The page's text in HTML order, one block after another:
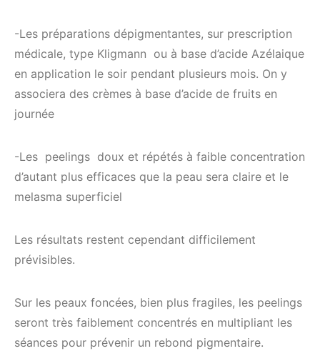
-Les préparations dépigmentantes, sur prescription
médicale, type Kligmann ou à base d’acide Azélaique
en application le soir pendant plusieurs mois. On y
associera des crèmes à base d’acide de fruits en
journée
-Les peelings doux et répétés à faible concentration
d’autant plus efficaces que la peau sera claire et le
melasma superficiel
Les résultats restent cependant difficilement
prévisibles.
Sur les peaux foncées, bien plus fragiles, les peelings
seront très faiblement concentrés en multipliant les
séances pour prévenir un rebond pigmentaire.